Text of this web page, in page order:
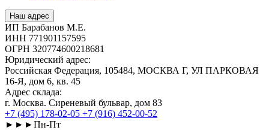
Наш адрес
ИП Барабанов М.Е.
ИНН 771901157595
ОГРН 320774600218681
Юридический адрес:
Российская Федерация, 105484, МОСКВА Г, УЛ ПАРКОВАЯ
16-Я, дом 6, кв. 45
Адрес склада:
г. Москва. Сиреневый бульвар, дом 83
+7 (495) 178-02-05 +7 (916) 452-00-52
►►►Пн-Пт